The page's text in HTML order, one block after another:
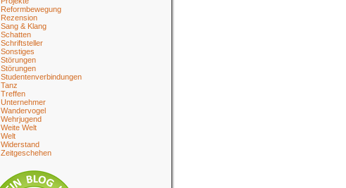
Reformbewegung
Rezension
Sang & Klang
Schatten
Schriftsteller
Sonstiges
Störungen
Störungen
Studentenverbindungen
Tanz
Treffen
Unternehmer
Wandervogel
Wehrjugend
Weite Welt
Welt
Widerstand
Zeitgeschehen